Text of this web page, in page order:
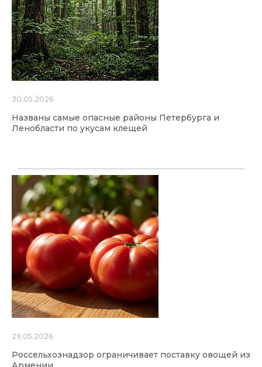
30.05.2026
Названы самые опасные районы Петербурга и
Ленобласти по укусам клещей
29.05.2026
Россельхознадзор ограничивает поставку овощей из